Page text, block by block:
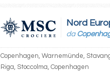
Nord
da
Copenhagen, Warnemünde,
Riga, Stoccolma, Copenhagen